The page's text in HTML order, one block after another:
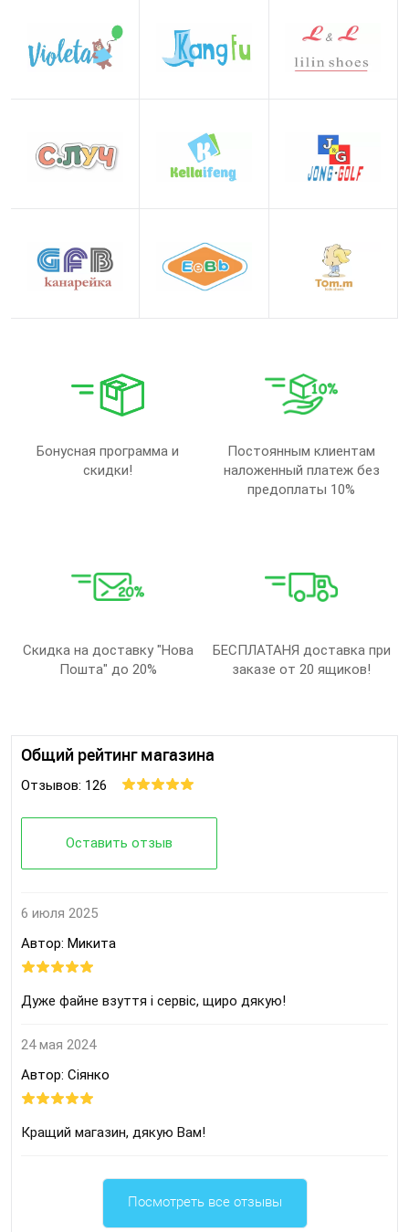
Бонусная программа и
скидки!
Постоянным клиентам
наложенный платеж без
предоплаты 10%
Скидка на доставку "Нова
Пошта" до 20%
БЕСПЛАТАНЯ доставка при
заказе от 20 ящиков!
Общий рейтинг магазина
Отзывов: 126
Оставить отзыв
6 июля 2025
Автор: Микита
Дуже файне взуття і сервіс, щиро дякую!
24 мая 2024
Автор: Сіянко
Кращий магазин, дякую Вам!
Посмотреть все отзывы